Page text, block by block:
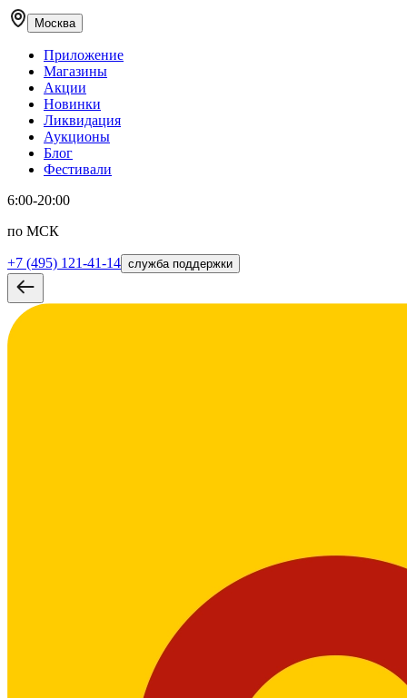
Москва
Приложение
Магазины
Акции
Новинки
Ликвидация
Аукционы
Блог
Фестивали
6:00-20:00
по МСК
+7 (495) 121-41-14 служба поддержки